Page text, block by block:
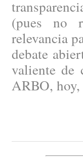
(pues no
relevancia
debate
valiente de
ARBO, hoy,